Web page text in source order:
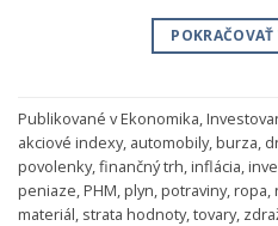
Publikované vEkonomika,
akciové indexy, automobily,burza,
povolenky,finančný trh,inflácia,
peniaze,PHM,plyn,potraviny,ropa,
materiál, strata hodnoty,tovary,